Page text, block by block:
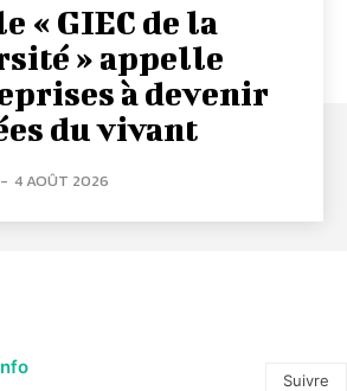
« GIEC de la
» appelle
à devenir
du vivant
- 4 AOÛT 2026
Suivre